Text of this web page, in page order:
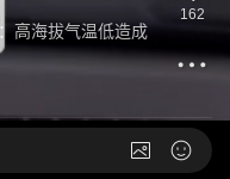
高海拔气温低造成
162